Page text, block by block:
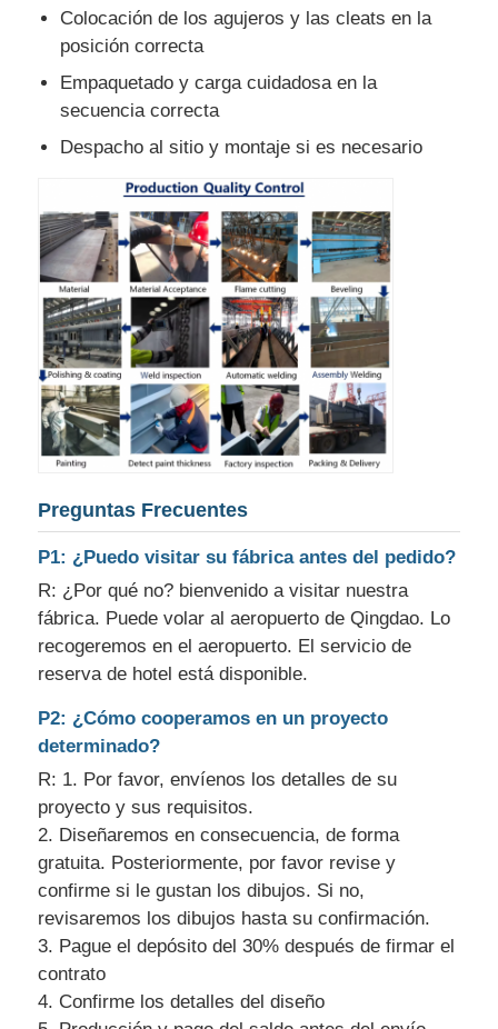
Colocación de los agujeros y las cleats en la
posición correcta
Empaquetado y carga cuidadosa en la
secuencia correcta
Despacho al sitio y montaje si es necesario
Preguntas Frecuentes
P1: ¿Puedo visitar su fábrica antes del pedido?
R: ¿Por qué no? bienvenido a visitar nuestra
fábrica. Puede volar al aeropuerto de Qingdao. Lo
recogeremos en el aeropuerto. El servicio de
reserva de hotel está disponible.
P2: ¿Cómo cooperamos en un proyecto
determinado?
R: 1. Por favor, envíenos los detalles de su
proyecto y sus requisitos.
2. Diseñaremos en consecuencia, de forma
gratuita. Posteriormente, por favor revise y
confirme si le gustan los dibujos. Si no,
revisaremos los dibujos hasta su confirmación.
3. Pague el depósito del 30% después de firmar el
contrato
4. Confirme los detalles del diseño